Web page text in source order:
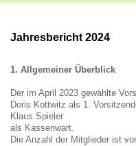
Jahresbericht 2024
1. Allgemeiner Überblick
Der im April 2023 gewählte
Doris Kottwitz als 1.
Klaus Spieler
als Kassenwart.
Die Anzahl der Mitglieder ist